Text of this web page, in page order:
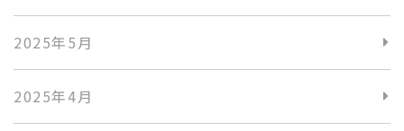
2025年5月
2025年4月